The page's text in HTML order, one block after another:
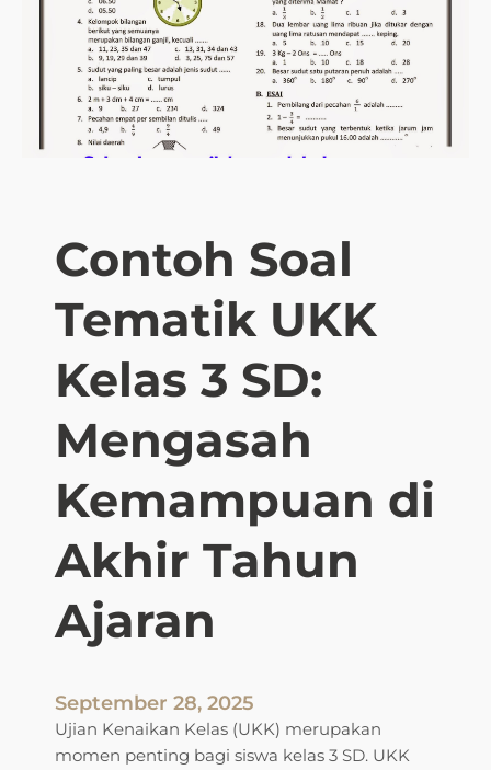
Contoh Soal
Tematik UKK
Kelas 3 SD:
Mengasah
Kemampuan di
Akhir Tahun
Ajaran
September 28, 2025
Ujian Kenaikan Kelas (UKK) merupakan
momen penting bagi siswa kelas 3 SD. UKK